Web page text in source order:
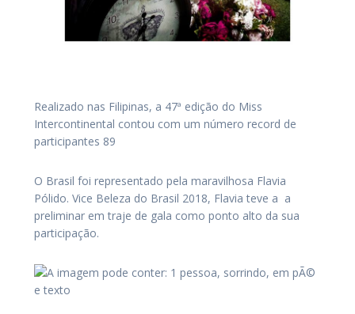
Realizado nas Filipinas, a 47ª edição do Miss
Intercontinental contou com um número record de
participantes 89
O Brasil foi representado pela maravilhosa Flavia
Pólido. Vice Beleza do Brasil 2018, Flavia teve a a
preliminar em traje de gala como ponto alto da sua
participação.